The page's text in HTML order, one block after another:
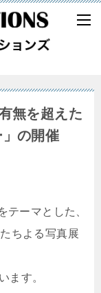
無を超えた
の開催
テーマとした、
ちよる写真展
ます。